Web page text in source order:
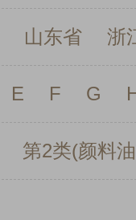
山东省 浙
E F G
第2类(颜料